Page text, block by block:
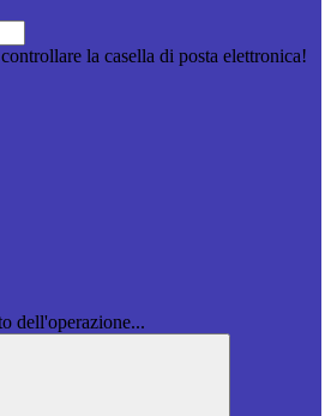
la casella di posta elettronica!
dell'operazione...